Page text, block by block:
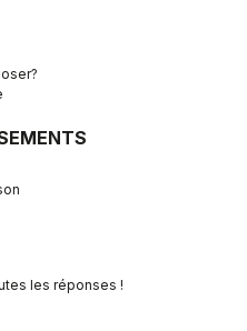
les réponses !